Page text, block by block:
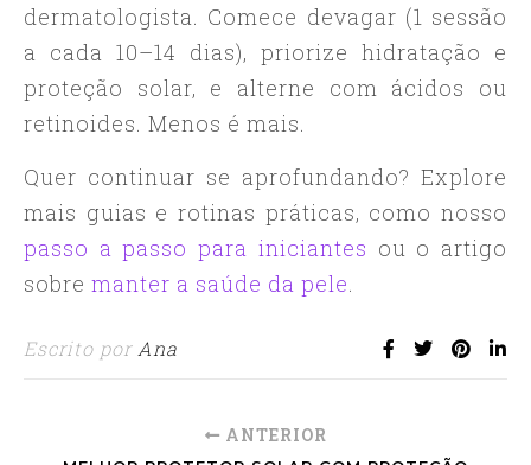
dermatologista. Comece devagar (1 sessão
a cada 10–14 dias), priorize hidratação e
proteção solar, e alterne com ácidos ou
retinoides. Menos é mais.
Quer continuar se aprofundando? Explore
mais guias e rotinas práticas, como nosso
passo a passo para iniciantes ou o artigo
sobre manter a saúde da pele.
Escrito porAna
ANTERIOR